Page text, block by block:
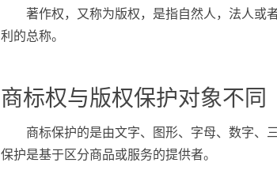
著作权，又称为版权，是指自然人，法人或
利的总称。
商标权与版权保护对象不同
商标保护的是由文字、图形、字母、数字、
保护是基于区分商品或服务的提供者。